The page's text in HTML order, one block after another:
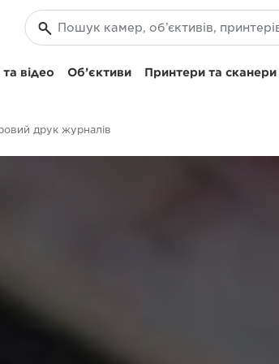
відео Об’єктиви Принтери та сканери
друк журналів